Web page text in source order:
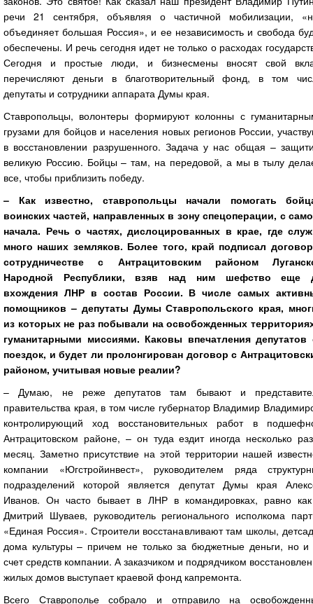
речи 21 сентября, объявляя о частичной мобилизации,
объединяет большая Россия», и ее независимость и свобода
обеспечены. И речь сегодня идет не только о расходах
Сегодня и простые люди, и бизнесмены вносят свой
перечисляют деньги в благотворительный фонд, в том
депутаты и сотрудники аппарата Думы края.
Ставропольцы, волонтеры формируют колонны с
грузами для бойцов и населения новых регионов России,
в восстановлении разрушенного. Задача у нас общая –
великую Россию. Бойцы – там, на передовой, а мы в тылу
все, чтобы приблизить победу.
– Как известно, ставропольцы начали помогать
воинских частей, направленных в зону спецоперации, с
начала. Речь о частях, дислоцированных в крае, где
много наших земляков. Более того, край подписал
сотрудничестве с Антрацитовским районом
Народной Республики, взяв над ним шефство еще
вхождения ЛНР в состав России. В числе самых
помощников – депутаты Думы Ставропольского края,
из которых не раз побывали на освобожденных
гуманитарными миссиями. Каковы впечатления депутатов
поездок, и будет ли пролонгирован договор с
районом, учитывая новые реалии?
– Думаю, не реже депутатов там бывают и
правительства края, в том числе губернатор Владимир
контролирующий ход восстановительных работ в
Антрацитовском районе, – он туда ездит иногда несколько
месяц. Заметно присутствие на этой территории нашей
компании «Югстройинвест», руководителем ряда
подразделений которой является депутат Думы края
Иванов. Он часто бывает в ЛНР в командировках, равно
Дмитрий Шуваев, руководитель регионального исполкома
«Единая Россия». Строители восстанавливают там школы,
дома культуры – причем не только за бюджетные деньги, но и
счет средств компании. А заказчиком и подрядчиком
жилых домов выступает краевой фонд капремонта.
Всего Ставрополье собрало и отправило на